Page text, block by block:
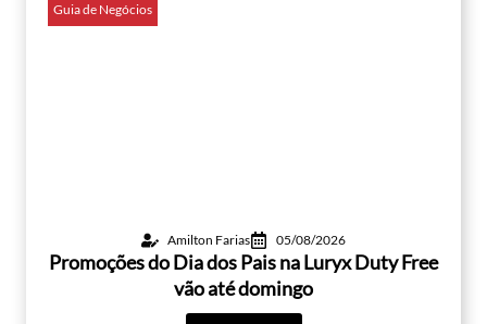
Guia de Negócios
Amilton Farias 05/08/2026
Promoções do Dia dos Pais na Luryx Duty Free
vão até domingo